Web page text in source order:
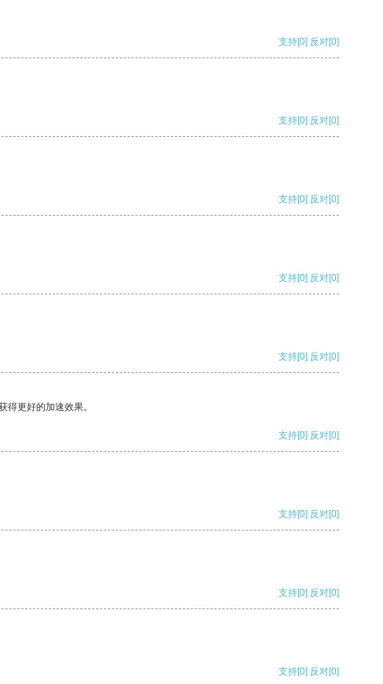
支持[0] 反对[0]
支持[0] 反对[0]
支持[0] 反对[0]
支持[0] 反对[0]
支持[0] 反对[0]
更好的加速效果。
支持[0] 反对[0]
支持[0] 反对[0]
支持[0] 反对[0]
支持[0] 反对[0]